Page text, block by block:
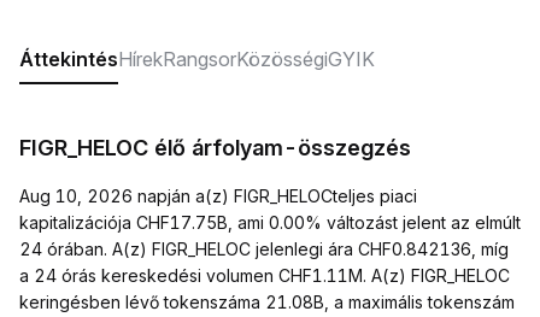
ÁttekintésHírekRangsorKözösségiGYIK
FIGR_HELOC élő árfolyam-összegzés
Aug 10, 2026 napján a(z) FIGR_HELOCteljes piaci
kapitalizációja CHF17.75B, ami 0.00% változást jelent az elmúlt
24 órában. A(z) FIGR_HELOC jelenlegi ára CHF0.842136, míg
a 24 órás kereskedési volumen CHF1.11M. A(z) FIGR_HELOC
keringésben lévő tokenszáma 21.08B, a maximális tokenszám